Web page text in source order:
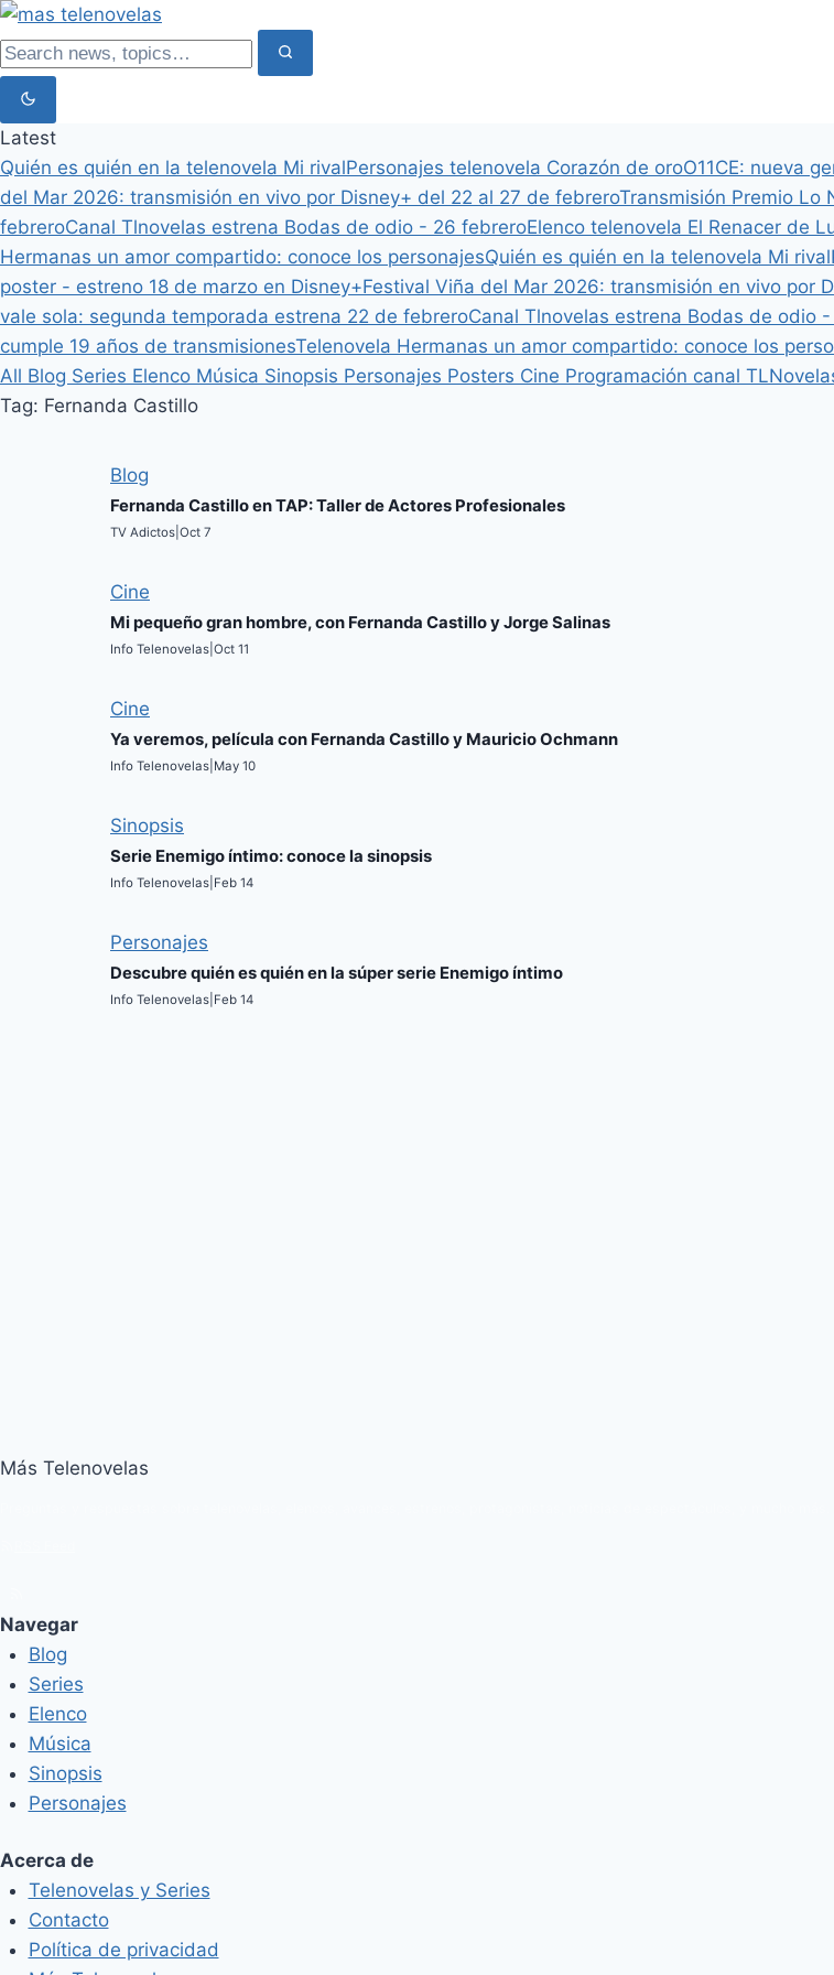
Latest
Quién es quién en la telenovela Mi rivalPersonajes telenovela Corazón de oroO11CE: nueva
del Mar 2026: transmisión en vivo por Disney+ del 22 al 27 de febreroTransmisión Premio Lo
febreroCanal Tlnovelas estrena Bodas de odio - 26 febreroElenco telenovela El Renacer de
Hermanas un amor compartido: conoce los personajesQuién es quién en la telenovela Mi rival
poster - estreno 18 de marzo en Disney+Festival Viña del Mar 2026: transmisión en vivo por
vale sola: segunda temporada estrena 22 de febreroCanal Tlnovelas estrena Bodas de odio
cumple 19 años de transmisionesTelenovela Hermanas un amor compartido: conoce los
All Blog Series Elenco Música Sinopsis Personajes Posters Cine Programación canal
Tag: Fernanda Castillo
Blog
Fernanda Castillo en TAP: Taller de Actores Profesionales
TV Adictos Oct 7
Cine
Mi pequeño gran hombre, con Fernanda Castillo y Jorge Salinas
Info Telenovelas Oct 11
Cine
Ya veremos, película con Fernanda Castillo y Mauricio Ochmann
Info Telenovelas May 10
Sinopsis
Serie Enemigo íntimo: conoce la sinopsis
Info Telenovelas Feb 14
Personajes
Descubre quién es quién en la súper serie Enemigo íntimo
Info Telenovelas Feb 14
Más Telenovelas
Navegar
Blog
Series
Elenco
Música
Sinopsis
Personajes
Acerca de
Telenovelas y Series
Contacto
Política de privacidad